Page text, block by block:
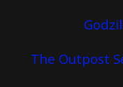
The Outpost